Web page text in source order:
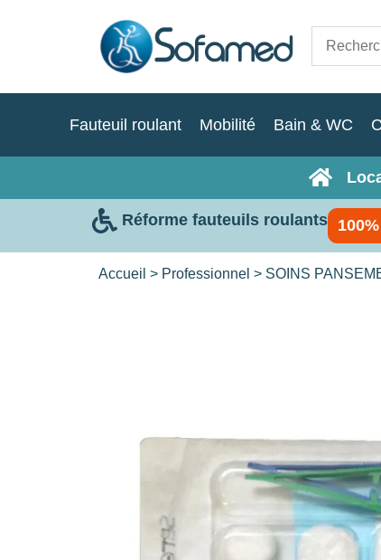
Fauteuil roulant Mobilité Bain & WC
Réforme fauteuils roulants
Accueil > Professionnel > SOINS